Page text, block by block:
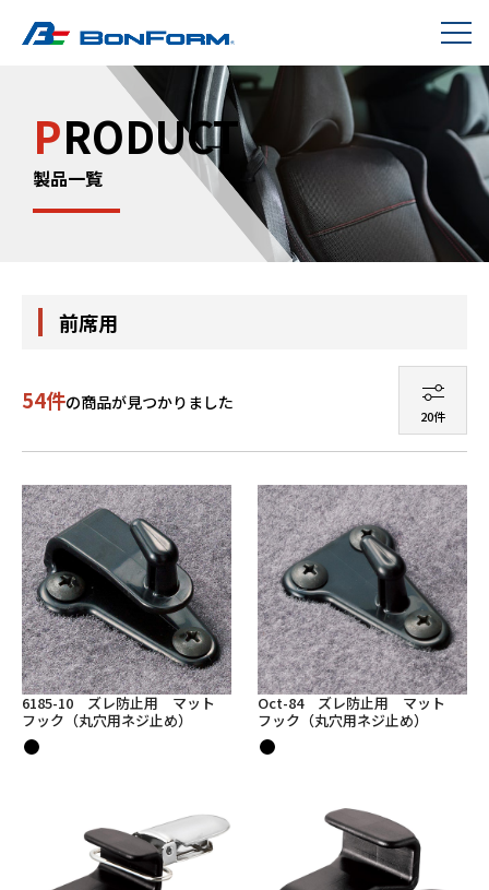
PRODUCT
製品一覧
前席用
54件の商品が見つかりました
20件
6185-10 ズレ防止用 マット
フック（丸穴用ネジ止め）
Oct-84 ズレ防止用 マット
フック（丸穴用ネジ止め）